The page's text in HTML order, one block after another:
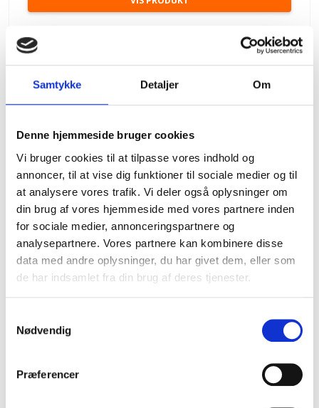
Samtykke Detaljer Om
Denne hjemmeside bruger cookies
Vi bruger cookies til at tilpasse vores indhold og
annoncer, til at vise dig funktioner til sociale medier og til
at analysere vores trafik. Vi deler også oplysninger om
din brug af vores hjemmeside med vores partnere inden
for sociale medier, annonceringspartnere og
analysepartnere. Vores partnere kan kombinere disse
data med andre oplysninger, du har givet dem, eller som
de har indsamlet fra din brug af deres tjenester.
Nødvendig
Præferencer
Volpi KV201 Stangsaks 2 meter, med batteri